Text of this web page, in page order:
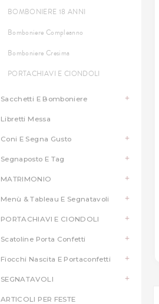
BOMBONIERE 18 ANNI
Bomboniere Compleanno
Bomboniere Cresima
PORTACHIAVI E CIONDOLI
Sacchetti E Bomboniere
Libretti Messa
Coni E Segna Gusto
Segnaposto E Tag
MATRIMONIO
Menù & Tableau E Segnatavoli
PORTACHIAVI E CIONDOLI
Scatoline Porta Confetti
Fiocchi Nascita E Portaconfetti
SEGNATAVOLI
ARTICOLI PER FESTE